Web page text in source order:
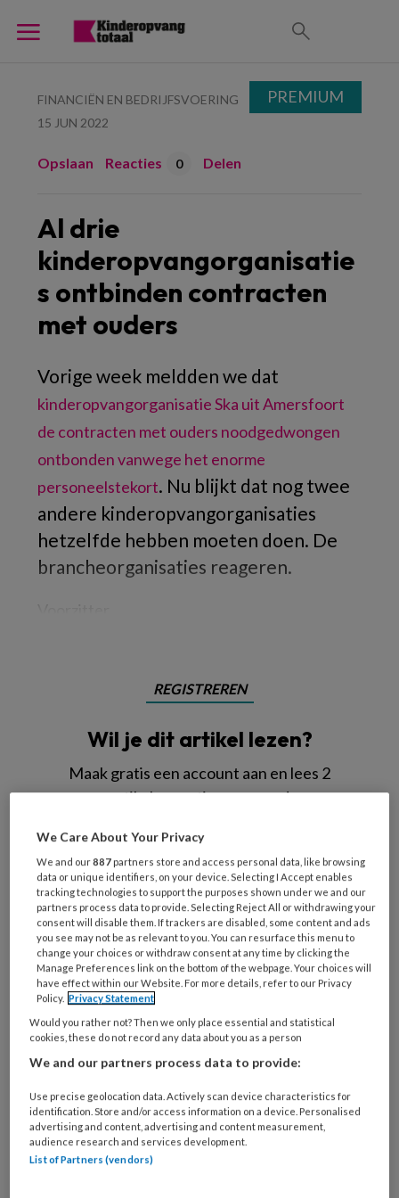
FINANCIËN EN BEDRIJFSVOERING
15 JUN 2022
Opslaan Reacties 0 Delen
Al drie
kinderopvangorganisatie
s ontbinden contracten
met ouders
Vorige week meldden we dat
kinderopvangorganisatie Ska uit Amersfoort
de contracten met ouders noodgedwongen
ontbonden vanwege het enorme
personeelstekort. Nu blijkt dat nog twee
andere kinderopvangorganisaties
hetzelfde hebben moeten doen. De
brancheorganisaties reageren.
REGISTREREN
Wil je dit artikel lezen?
Maak gratis een account aan en lees 2
artikelen gratis per maand
Al een account of abonnement?
Wat
is
je
e-
mailadres?
* *
Kies
je
wachtwoord*
Kies
je
Bij
welke
organisatie
werk
PREMIUM
We Care About Your Privacy
We and our887 partners store and access personal data, like browsing
data or unique identifiers, on your device. Selecting I Accept enables
tracking technologies to support the purposes shown under we and our
partners process data to provide. Selecting Reject All or withdrawing your
consent will disable them. If trackers are disabled, some content and ads
you see may not be as relevant to you. You can resurface this menu to
change your choices or withdraw consent at any time by clicking the
Manage Preferences link on the bottom of the webpage. Your choices will
have effect within our Website. For more details, refer to our Privacy
Policy. Privacy Statement
Would you rather not? Then we only place essential and statistical
cookies, these do not record any data about you as a person
We and our partners process data to provide:
Use precise geolocation data. Actively scan device characteristics for
identification. Store and/or access information on a device. Personalised
advertising and content, advertising and content measurement,
audience research and services development.
List of Partners (vendors)